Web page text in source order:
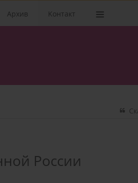
Архив Kонтакт
России